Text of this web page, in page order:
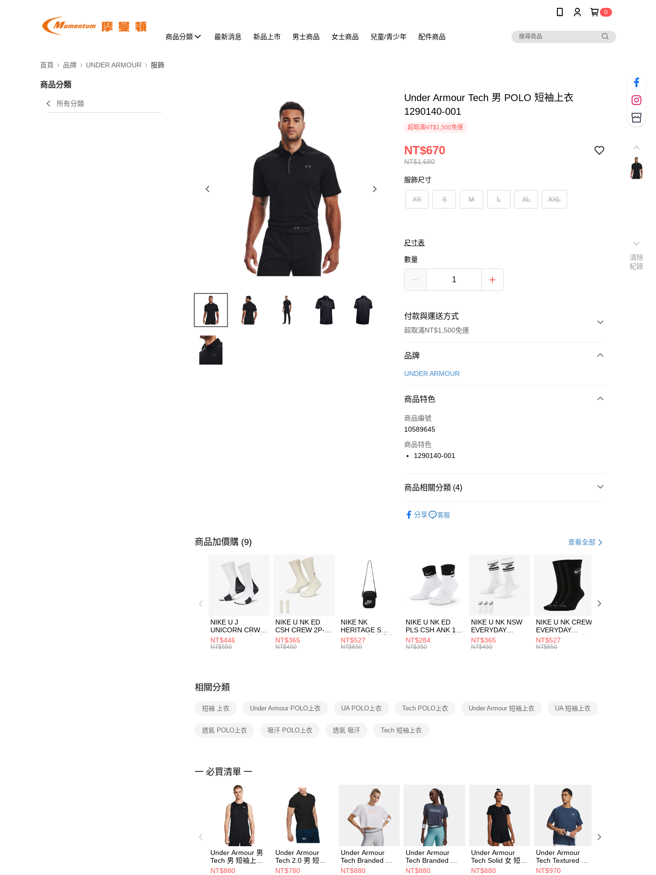
0
商品分類 最新消息 新品上市 男士商品 女士商品 兒童/青少年 配件商品
首頁 品牌 UNDER ARMOUR 服飾
商品分類
所有分類
Under Armour Tech 男 POLO 短袖上衣
1290140-001
超取滿NT$1,500免運
NT$1,680
NT$670
服飾尺寸
XS S M L XL XXL
尺寸表
數量
付款與運送方式
超取滿NT$1,500免運
付款方式
信用卡一次付款
合作金庫商業銀行
華南商業銀行
上海商業儲蓄銀行
國泰世華商業銀行
聯邦商業銀行
台新國際商業銀行
LINE Pay
Apple Pay
【關於「AFTEE先享後付」】
３．安心：先確認商品／服務後，再付款。
【「AFTEE先享後付」結帳流程】
１．於結帳方式選擇「AFTEE先享後付」後，將跳轉至「AFTEE先享後
付」結帳頁面，進行簡訊認證並確認金額後，即可完成結帳。
２．訂單成立數日內，您將收到繳費通知簡訊。
３．收到繳費通知簡訊後14天內，點擊此簡訊中的連結，可透過四大超商
／ATM／網路銀行／等多元方式進行付款，方視為交易完成。
※ 請注意：結帳手續完成當下不需立刻繳費，但若您需要取消訂單，請聯
絡購買商品的店家。未經商家同意取消之訂單仍視為有效，需透過AFTEE
先享後付繳納相關費用。
交易，需依本服務之必要範圍內提供個人資料，並將交易相關給付款項請
２．關於個人資料處理事宜，請瀏覽以下網址：
結果請求用戶進行身份認證。
５．嚴禁一人註冊多個帳號或使用他人資訊註冊。若發現惡意使用之情
形，恩沛科技股份有限公司將有權停止該用戶之使用額度並採取法律行
每筆NT$100，滿NT$1,500(含以上)免運費
每筆NT$100，滿NT$1,500(含以上)免運費
付款後門市自取
每筆NT$100，滿NT$1,500(含以上)免運費
品牌
UNDER ARMOUR
商品特色
商品編號
10589645
商品特色
1290140-001
商品相關分類 (4)
分享 客服
商品加價購 (9) 查看全部
NIKE U J
UNICORN CRW
1PR -160 男女 中
統襪 FZ3393100
NT$446
NT$550
NIKE U NK ED
CSH CREW 2P-
144 EMBRDY 男
女 短統襪
NT$365
NT$450
NIKE NK
HERITAGE S
SMIT 男女 側背包
BA5871010
NT$527
NT$650
NIKE U NK ED
PLS CSH ANK 1P
144 DBL 男 中統
襪 DH4058104
NT$284
NT$350
NIKE U NK NSW
EVERYDAY
ESSENTIAL CR
男女 短統襪
NT$365
NT$450
NIKE U NK CREW
EVERYDAY
BBALL 3PR 男女
長統襪
NT$527
NT$650
相關分類
短袖 上衣 Under Armour POLO上衣 UA POLO上衣 Tech POLO上衣 Under Armour 短袖上衣 UA 短袖上衣
透氣 POLO上衣 吸汗 POLO上衣 透氣 吸汗 Tech 短袖上衣
一 必買清單 一
Under Armour 男
Tech 男 短袖上衣
1382795-001
NT$880
Under Armour
Tech 2.0 男 短袖
上衣 1326413-001
NT$780
Under Armour
Tech Branded 女
短袖上衣
NT$880
Under Armour
Tech Branded 女
短袖上衣
NT$880
Under Armour
Tech Solid 女 短袖
上衣 1384231-001
NT$880
Under Armour
Tech Textured 短
袖上衣 1382796-
NT$970
清除
紀錄